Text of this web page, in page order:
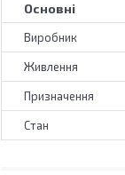
Основні
Виробник
Живлення
Призначення
Стан